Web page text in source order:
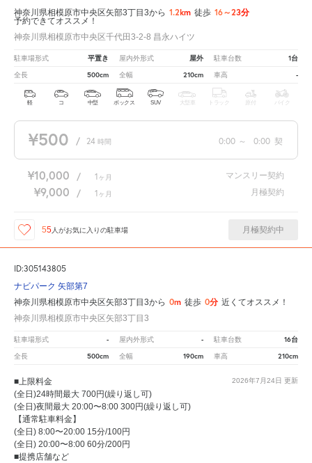
神奈川県相模原市中央区矢部3丁目3から 1.2km 徒歩 16～23分
予約できてオススメ！
神奈川県相模原市中央区千代田3-2-8 昌永ハイツ
駐車場形式 平置き 屋内外形式 屋外 駐車台数 1台
全長 500cm 全幅 210cm 車高 -
軽 コ 中型 ボックス SUV 大型車 トラック 原付 バイク
¥500 / 24 時間 0:00 ～ 0:00 契
¥10,000 / 1 ヶ月 マンスリー契約
¥9,000 / 1 ヶ月 月極契約
55人がお気に入りの駐車場 月極契約中
ID:305143805
ナビパーク 矢部第7
神奈川県相模原市中央区矢部3丁目3から 0m 徒歩 0分 近くてオススメ！
神奈川県相模原市中央区矢部3丁目3
駐車場形式 - 屋内外形式 - 駐車台数 16台
全長 500cm 全幅 190cm 車高 210cm
2026年7月24日 更新
■上限料金
(全日)24時間最大 700円(繰り返し可)
(全日)夜間最大 20:00〜8:00 300円(繰り返し可)
【通常駐車料金】
(全日) 8:00〜20:00 15分/100円
(全日) 20:00〜8:00 60分/200円
■提携店舗など